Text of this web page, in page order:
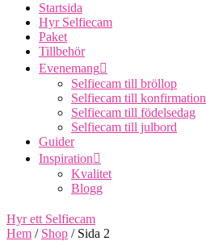
Startsida
Hyr Selfiecam
Paket
Tillbehör
Evenemang
Selfiecam till bröllop
Selfiecam till konfirmation
Selfiecam till födelsedag
Selfiecam till julbord
Guider
Inspiration
Kvalitet
Blogg
Hyr ett Selfiecam
Hem / Shop / Sida 2